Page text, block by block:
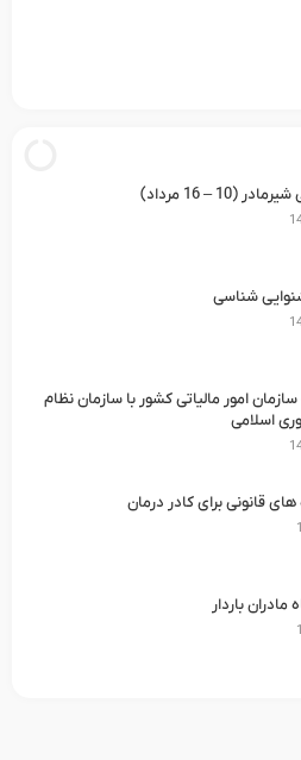
(10 – 16 مرداد)
شناسی
امور مالیاتی کشور با سازمان نظام
اسلامی
های قانونی برای کادر درمان
مادران باردار